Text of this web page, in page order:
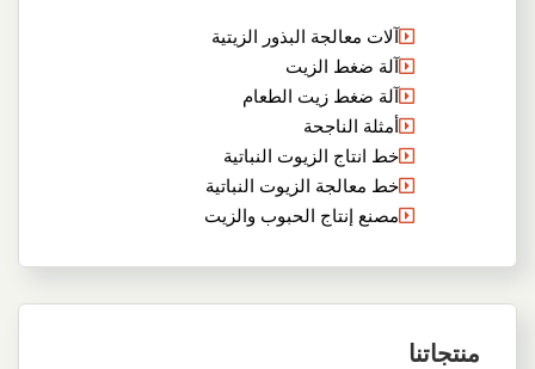
آلات معالجة البذور الزيتية
آلة ضغط الزيت
آلة ضغط زيت الطعام
أمثلة الناجحة
خط انتاج الزيوت النباتية
خط معالجة الزيوت النباتية
مصنع إنتاج الحبوب والزيت
منتجاتنا